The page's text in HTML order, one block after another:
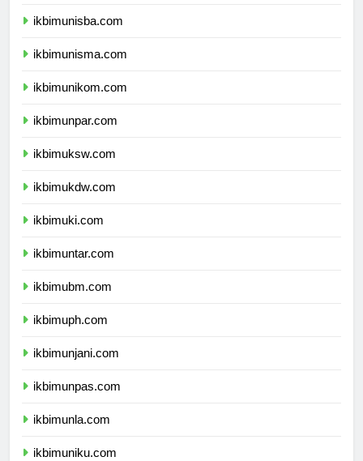
ikbimunisba.com
ikbimunisma.com
ikbimunikom.com
ikbimunpar.com
ikbimuksw.com
ikbimukdw.com
ikbimuki.com
ikbimuntar.com
ikbimubm.com
ikbimuph.com
ikbimunjani.com
ikbimunpas.com
ikbimunla.com
ikbimuniku.com